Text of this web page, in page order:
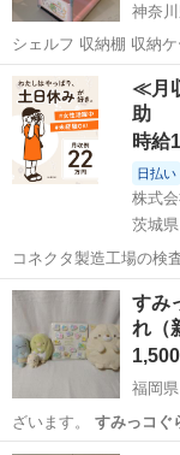
神奈
シェルフ 収納棚 収納ケー
いろ出品しています。
神奈川 川崎市
≪月
助
時給
日払い
株式
茨城
コネクタ製造工場の検
日128日★クリーンル
★就業先食堂利用可！日
工場のお仕事 ◇コネク
茨城 常陸大宮市
すみ
れ（
福岡
ざいます。 すみっコぐ
らしぬいぐるみ … サ